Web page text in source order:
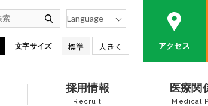
アクセス
文字サイズ 標準 大きく
採用情報
Recruit
医療関
Medical